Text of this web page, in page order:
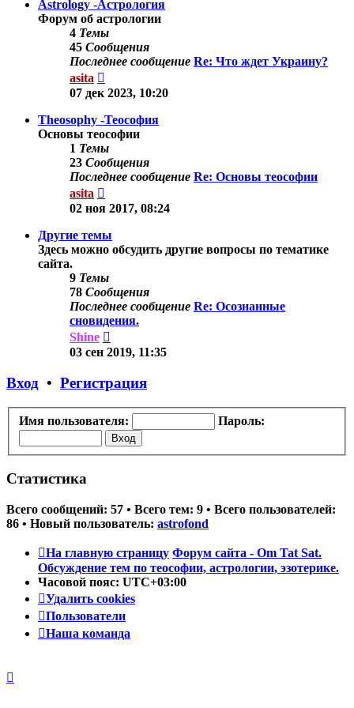
Astrology -Астрология
Форум об астрологии
4 Темы
45 Сообщения
Последнее сообщение Re: Что ждет Украину?
asita
к
сообщению
07 дек 2023, 10:20
Theosophy -Теософия
Основы теософии
1 Темы
23 Сообщения
Последнее сообщение Re: Основы теософии
asita
к
сообщению
02 ноя 2017, 08:24
Другие темы
Здесь можно обсудить другие вопросы по тематике
сайта.
9 Темы
78 Сообщения
Последнее сообщение Re: Осознанные
сновидения.
Shine
к
03 сен 2019, 11:35
Вход • Регистрация
Имя пользователя: Пароль:
Статистика
Всего сообщений: 57 • Всего тем: 9 • Всего пользователей:
86 • Новый пользователь: astrofond
На главную страницу Форум сайта - Om Tat Sat.
Обсуждение тем по теософии, астрологии, эзотерике.
Часовой пояс: UTC+03:00
Удалить cookies
Пользователи
Наша команда